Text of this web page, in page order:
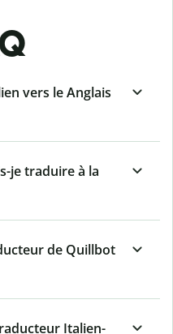
vers le Anglais
je traduire à la
de Quillbot
Italien-